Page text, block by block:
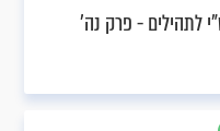
לתהילים - פרק נה’